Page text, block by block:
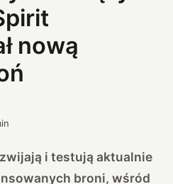
nową
i testują aktualnie
broni, wśród